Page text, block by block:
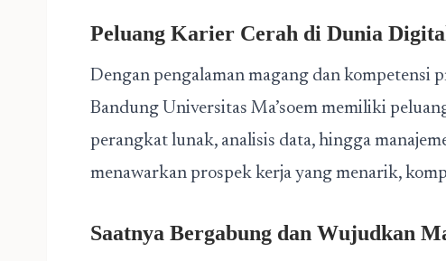
Peluang Karier Cerah di Dunia
Dengan pengalaman magang dan kompetensi
Bandung Universitas Ma’soem memiliki
perangkat lunak, analisis data, hingga
menawarkan prospek kerja yang menarik,
Saatnya Bergabung dan Wujudkan